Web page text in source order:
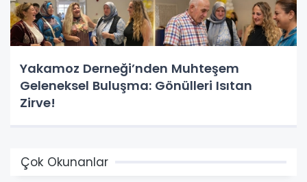
Yakamoz Derneği’nden Muhteşem
Geleneksel Buluşma: Gönülleri Isıtan
Zirve!
Çok Okunanlar